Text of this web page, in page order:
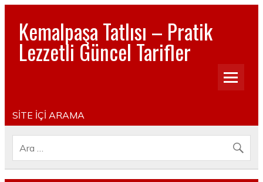
Kemalpaşa Tatlısı – Pratik
Lezzetli Güncel Tarifler
Pratik, lezzetli, Güncel, Resimli, Pasta- Yemek- Kurabiye-
SİTE İÇİ ARAMA